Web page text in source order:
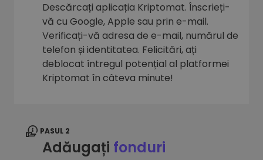
Descărcați aplicația Kriptomat. Înscrieți-
vă cu Google, Apple sau prin e-mail.
Verificați-vă adresa de e-mail, numărul de
telefon și identitatea. Felicitări, ați
deblocat întregul potențial al platformei
Kriptomat în câteva minute!
PASUL 2
Adăugați fonduri